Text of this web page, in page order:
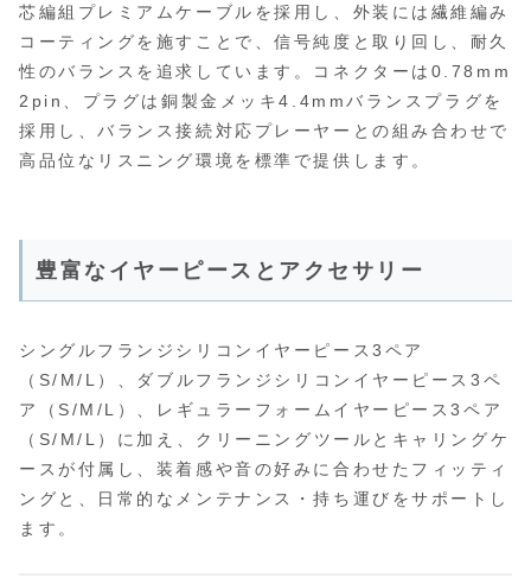
芯編組プレミアムケーブルを採用し、外装には繊維編み
コーティングを施すことで、信号純度と取り回し、耐久
性のバランスを追求しています。コネクターは0.78mm
2pin、プラグは銅製金メッキ4.4mmバランスプラグを
採用し、バランス接続対応プレーヤーとの組み合わせで
高品位なリスニング環境を標準で提供します。
豊富なイヤーピースとアクセサリー
シングルフランジシリコンイヤーピース3ペア
（S/M/L）、ダブルフランジシリコンイヤーピース3ペ
ア（S/M/L）、レギュラーフォームイヤーピース3ペア
（S/M/L）に加え、クリーニングツールとキャリングケ
ースが付属し、装着感や音の好みに合わせたフィッティ
ングと、日常的なメンテナンス・持ち運びをサポートし
ます。